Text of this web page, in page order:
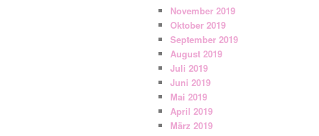
November 2019
Oktober 2019
September 2019
August 2019
Juli 2019
Juni 2019
Mai 2019
April 2019
März 2019